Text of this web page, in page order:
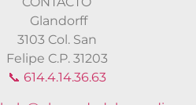
Glandorff
3103 Col. San
Felipe C.P. 31203
📞 614.4.14.36.63